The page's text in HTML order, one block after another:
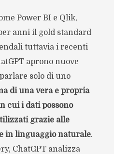
Power BI e Qlik,
anni il gold standard
tuttavia i recenti
aprono nuove
solo di uno
di una vera e propria
cui i dati possono
grazie alle
in linguaggio naturale.
ChatGPT analizza